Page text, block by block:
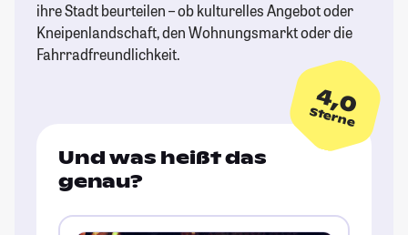
ihre Stadt beurteilen – ob kulturelles Angebot oder
Kneipenlandschaft, den Wohnungsmarkt oder die
Fahrradfreundlichkeit.
4,0
Sterne
Und was heißt das
genau?